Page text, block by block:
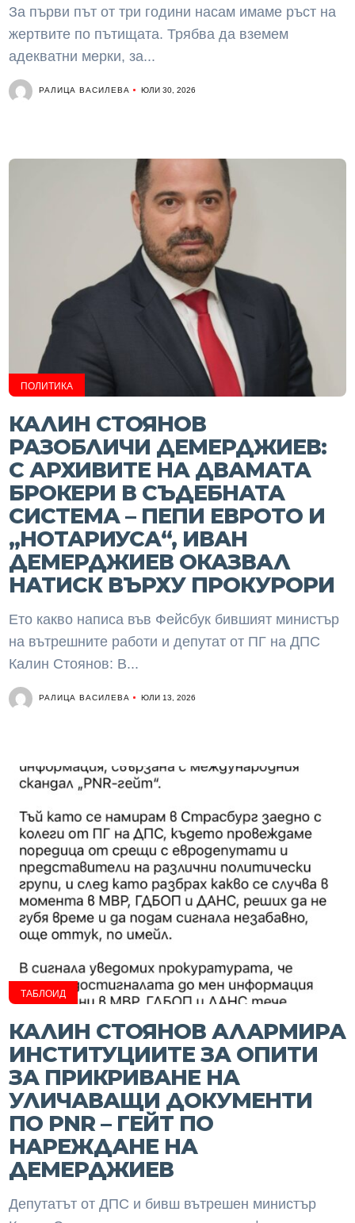
За първи път от три години насам имаме ръст на
жертвите по пътищата. Трябва да вземем
адекватни мерки, за...
РАЛИЦА ВАСИЛЕВА ЮЛИ 30, 2026
ПОЛИТИКА
КАЛИН СТОЯНОВ
РАЗОБЛИЧИ ДЕМЕРДЖИЕВ:
С АРХИВИТЕ НА ДВАМАТА
БРОКЕРИ В СЪДЕБНАТА
СИСТЕМА – ПЕПИ ЕВРОТО И
„НОТАРИУСА“, ИВАН
ДЕМЕРДЖИЕВ ОКАЗВАЛ
НАТИСК ВЪРХУ ПРОКУРОРИ
Ето какво написа във Фейсбук бившият министър
на вътрешните работи и депутат от ПГ на ДПС
Калин Стоянов: В...
РАЛИЦА ВАСИЛЕВА ЮЛИ 13, 2026
ТАБЛОИД
КАЛИН СТОЯНОВ АЛАРМИРА
ИНСТИТУЦИИТЕ ЗА ОПИТИ
ЗА ПРИКРИВАНЕ НА
УЛИЧАВАЩИ ДОКУМЕНТИ
ПО PNR – ГЕЙТ ПО
НАРЕЖДАНЕ НА
ДЕМЕРДЖИЕВ
Депутатът от ДПС и бивш вътрешен министър